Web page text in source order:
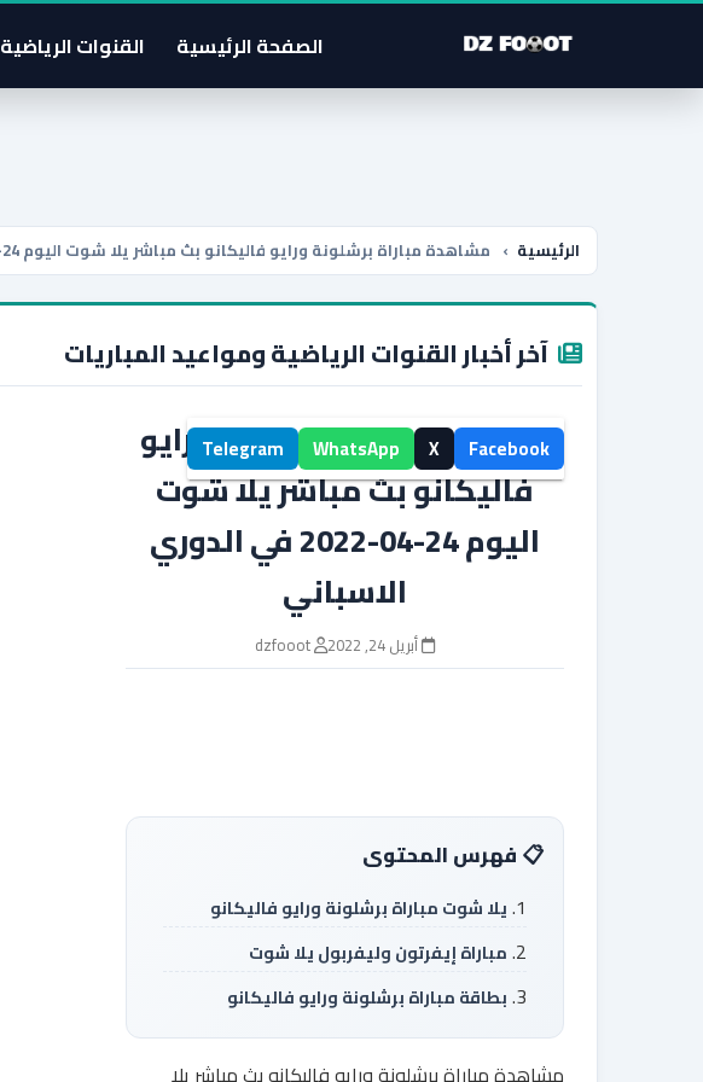
الصفحة الرئيسية القنوات الرياضية
الرئيسية › مشاهدة مباراة برشلونة ورايو فاليكانو بث مباشر يلا شوت اليوم 24-04-2022 في الدوري الاسباني
آخر أخبار القنوات الرياضية ومواعيد المباريات
مشاهدة مباراة برشلونة ورايو
فاليكانو بث مباشر يلا شوت
اليوم 24-04-2022 في الدوري
الاسباني
أبريل 24, 2022 dzfooot
فهرس المحتوى
يلا شوت مباراة برشلونة ورايو فاليكانو
مباراة إيفرتون وليفربول يلا شوت
بطاقة مباراة برشلونة ورايو فاليكانو
مشاهدة مباراة برشلونة ورايو فاليكانو بث مباشر يلا
Facebook
X
WhatsApp
Telegram